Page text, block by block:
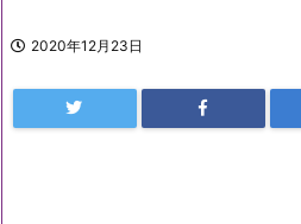
2020年12月23日